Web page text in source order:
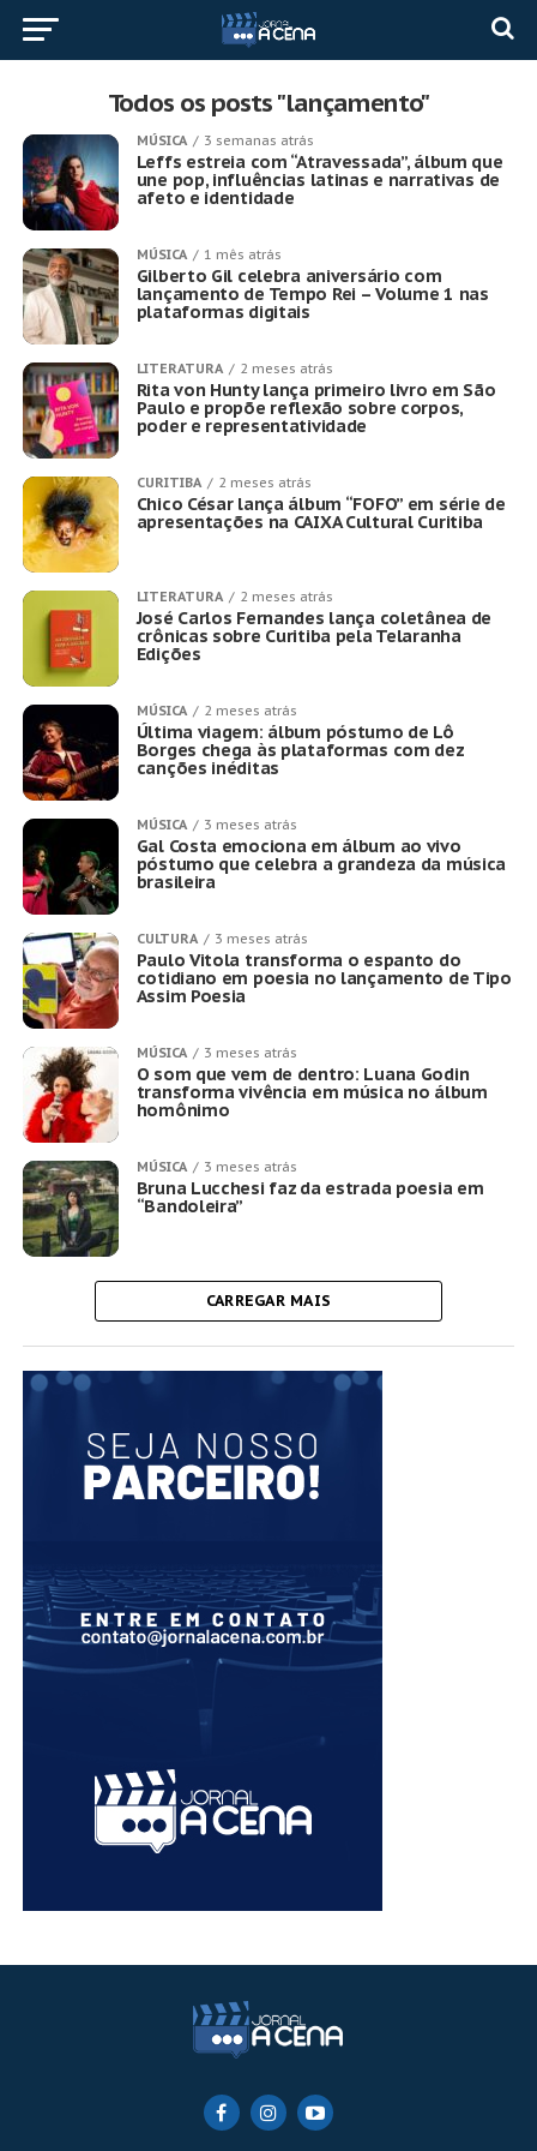
Todos os posts "lançamento"
MÚSICA 3 semanas atrás
Leffs estreia com “Atravessada”, álbum que
une pop, influências latinas e narrativas de
afeto e identidade
MÚSICA 1 mês atrás
Gilberto Gil celebra aniversário com
lançamento de Tempo Rei – Volume 1 nas
plataformas digitais
LITERATURA 2 meses atrás
Rita von Hunty lança primeiro livro em São
Paulo e propõe reflexão sobre corpos,
poder e representatividade
CURITIBA 2 meses atrás
Chico César lança álbum “FOFO” em série de
apresentações na CAIXA Cultural Curitiba
LITERATURA 2 meses atrás
José Carlos Fernandes lança coletânea de
crônicas sobre Curitiba pela Telaranha
Edições
MÚSICA 2 meses atrás
Última viagem: álbum póstumo de Lô
Borges chega às plataformas com dez
canções inéditas
MÚSICA 3 meses atrás
Gal Costa emociona em álbum ao vivo
póstumo que celebra a grandeza da música
brasileira
CULTURA 3 meses atrás
Paulo Vitola transforma o espanto do
cotidiano em poesia no lançamento de Tipo
Assim Poesia
MÚSICA 3 meses atrás
O som que vem de dentro: Luana Godin
transforma vivência em música no álbum
homônimo
MÚSICA 3 meses atrás
Bruna Lucchesi faz da estrada poesia em
“Bandoleira”
CARREGAR MAIS